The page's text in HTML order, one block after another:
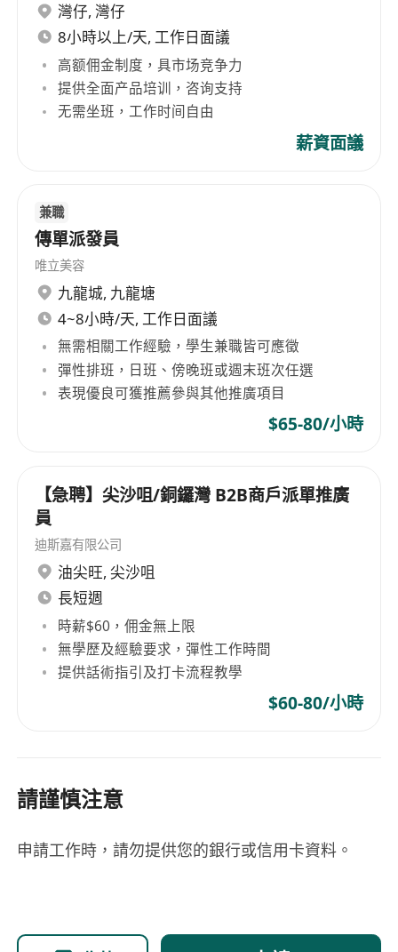
灣仔, 灣仔
8小時以上/天, 工作日面議
高额佣金制度，具市场竞争力
提供全面产品培训，咨询支持
无需坐班，工作时间自由
薪資面議
兼職
傳單派發員
唯立美容
九龍城, 九龍塘
4~8小時/天, 工作日面議
無需相關工作經驗，學生兼職皆可應徵
彈性排班，日班、傍晚班或週末班次任選
表現優良可獲推薦參與其他推廣項目
$65-80/小時
【急聘】尖沙咀/銅鑼灣 B2B商戶派單推廣
員
迪斯嘉有限公司
油尖旺, 尖沙咀
長短週
時薪$60，佣金無上限
無學歷及經驗要求，彈性工作時間
提供話術指引及打卡流程教學
$60-80/小時
請謹慎注意
申請工作時，請勿提供您的銀行或信用卡資料。